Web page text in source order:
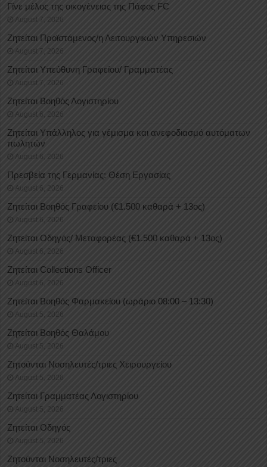
Γίνε μέλος της οικογένειας της Πάφος FC
August 7, 2026
Ζητείται Προϊστάμενος/η Λειτουργικών Υπηρεσιών
August 7, 2026
Ζητείται Υπεύθυνη Γραφείου/ Γραμματέας
August 7, 2026
Ζητείται Βοηθός Λογιστηρίου
August 6, 2026
Ζητείται Υπάλληλος για γέμισμα και ανεφοδιασμό αυτόματων
πωλητών
August 6, 2026
Πρεσβεία της Γερμανίας: Θέση Εργασίας
August 6, 2026
Ζητείται Βοηθός Γραφείου (€1.500 καθαρά + 13ος)
August 6, 2026
Ζητείται Οδηγός/ Μεταφορέας (€1.500 καθαρά + 13ος)
August 6, 2026
Ζητείται Collections Officer
August 6, 2026
Ζητείται Βοηθός Φαρμακείου (ωράριο 08:00 – 13:30)
August 5, 2026
Ζητείται Βοηθός Θαλάμου
August 5, 2026
Ζητούνται Νοσηλευτές/τριες Χειρουργείου
August 5, 2026
Ζητείται Γραμματέας Λογιστηρίου
August 5, 2026
Ζητείται Οδηγός
August 5, 2026
Ζητούνται Νοσηλευτές/τριες